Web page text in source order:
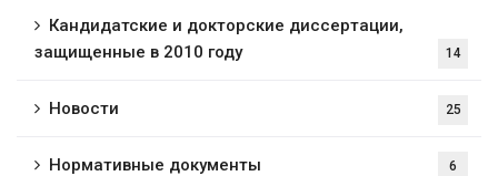
Кандидатские и докторские диссертации,
защищенные в 2010 году
14
Новости 25
Нормативные документы 6